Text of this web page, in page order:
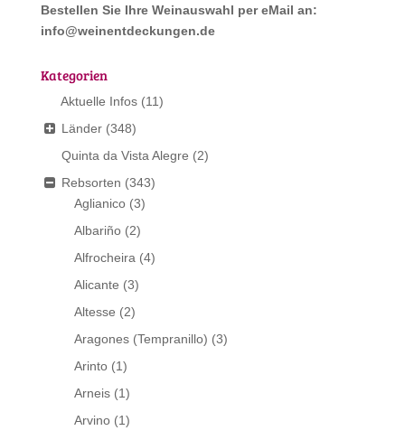
Bestellen Sie Ihre Weinauswahl per eMail an:
info@weinentdeckungen.de
Kategorien
Aktuelle Infos (11)
Länder (348)
Quinta da Vista Alegre (2)
Rebsorten (343)
Aglianico (3)
Albariño (2)
Alfrocheira (4)
Alicante (3)
Altesse (2)
Aragones (Tempranillo) (3)
Arinto (1)
Arneis (1)
Arvino (1)